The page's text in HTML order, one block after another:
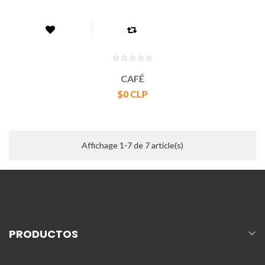
CAFÉ
Precio
$0 CLP
Affichage 1-7 de 7 article(s)
PRODUCTOS 